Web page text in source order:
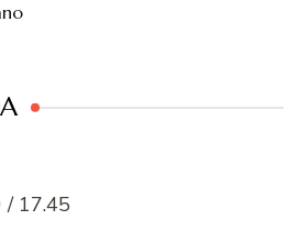
/ 17.45